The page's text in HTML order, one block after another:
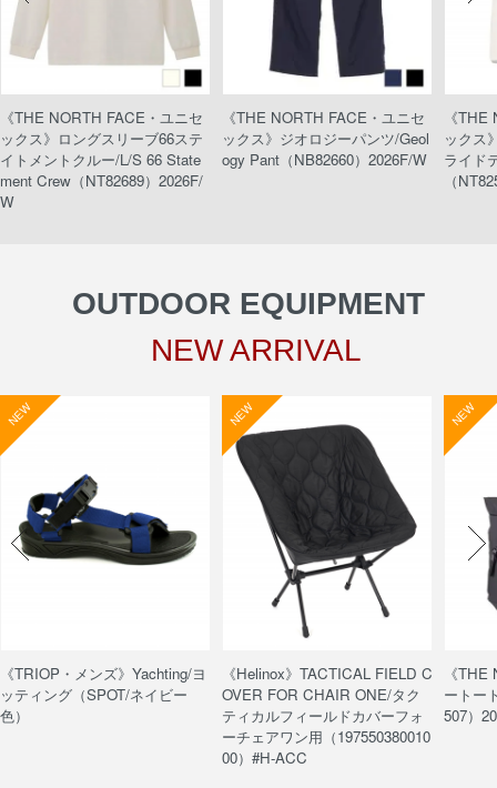
《THE NORTH FACE・ユニセ
ックス》ロングスリーブ66ステ
イトメントクルー/L/S 66 State
ment Crew（NT82689）2026F/
W
《THE NORTH FACE・ユニセ
ックス》ジオロジーパンツ/Geol
ogy Pant（NB82660）2026F/W
《
ックス
ライド
（
OUTDOOR EQUIPMENT
NEW ARRIVAL
NEW
《TRIOP・メンズ》Yachting/ヨ
ッティング（SPOT/ネイビー
色）
NEW
《Helinox》TACTICAL FIELD C
OVER FOR CHAIR ONE/タク
ティカルフィールドカバーフォ
ーチェアワン用（197550380010
00）#H-ACC
NEW
《
ートー
507）